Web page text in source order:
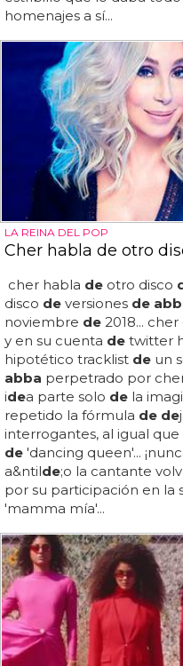
homenajes a sí...
LA REINA DEL POP
Cher habla de otro
cher habla de otro disco
disco de versiones de
noviembre de 2018...
y en su cuenta de twitter
hipotético tracklist de un
abba perpetrado por
idea parte solo de la
repetido la fórmula de de
interrogantes, al igual
de 'dancing queen'...
a&ntilde;o la cantante
por su participación en la
'mamma mía'...